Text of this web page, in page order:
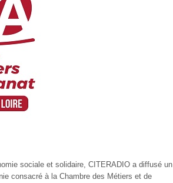
sociale et solidaire, CITERADIO a diffusé un
consacré à la Chambre des Métiers et de